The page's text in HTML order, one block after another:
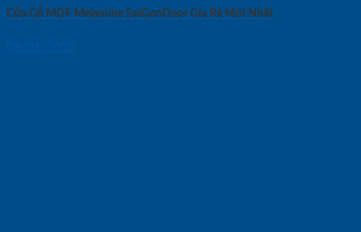
Cửa Gỗ MDF Melamine SaiGonDoor Gía Rẻ Mới Nhất
08/01/2025